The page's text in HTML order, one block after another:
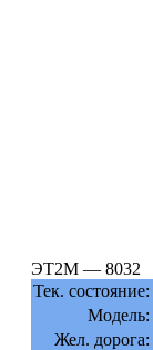
ЭТ2М — 8032
Тек. состояние:
Модель:
Жел. дорога: